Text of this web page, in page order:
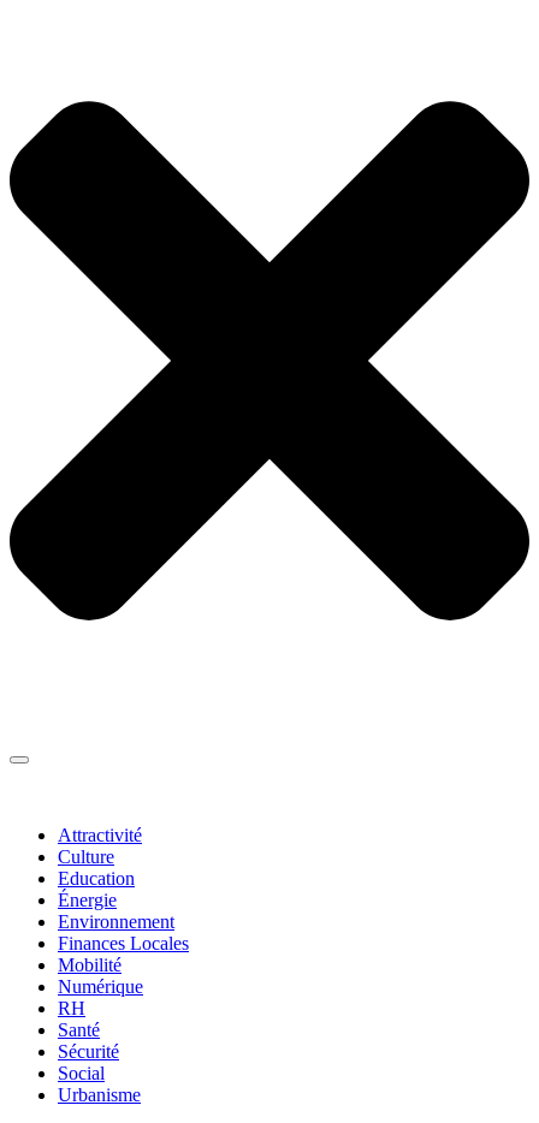
Attractivité
Culture
Education
Énergie
Environnement
Finances Locales
Mobilité
Numérique
RH
Santé
Sécurité
Social
Urbanisme